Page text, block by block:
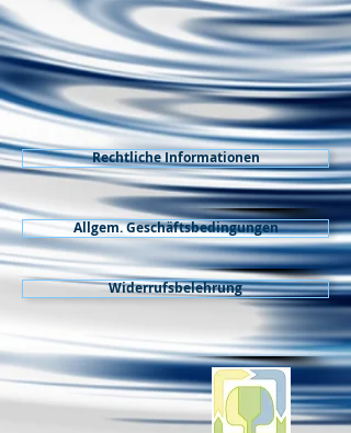
Der Shop ist wegen Wartungsarbeiten geschlossen
Rechtliche Informationen
Allgem. Geschäftsbedingungen
Widerrufsbelehrung